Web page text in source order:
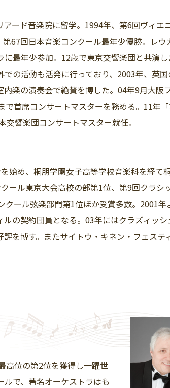
ード音楽院に留学。1994年、第6回ヴィエ
67回日本音楽コンクール最年少優勝。レウ
最年少参加。12歳で東京交響楽団と共演
の活動も活発に行っており、2003年、英
楽の演奏会で絶賛を博した。04年9月大阪
首席コンサートマスターを務める。11年
響楽団コンサートマスター就任。
始め、桐朋学園女子高等学校音楽科を経て
ール東京大会高校の部第1位、第9回クラシ
ール弦楽部門第1位ほか受賞多数。2001年
の契約団員となる。03年にはクラズィッシ
を博す。またサイトウ・キネン・フェステ
高位の第2位を獲得し一躍世
で、著名オーケストラはも